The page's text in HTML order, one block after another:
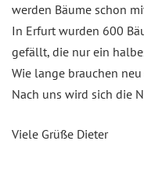
werden Bäume schon
In Erfurt wurden 600
gefällt, die nur ein
Wie lange brauchen
Nach uns wird sich die
Viele Grüße Dieter